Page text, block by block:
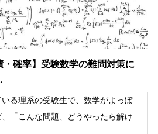
・確率】受験数学の難問対策に
る理系の受験生で、数学がよっぽ
「こんな問題、どうやったら解け